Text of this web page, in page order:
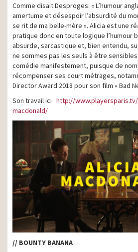
Comme disait Desproges: « L’humour
amertume et désespoir l’absurdité du
se rit de ma belle-mère ». Alicia est une
pratique donc en toute logique l’humour
absurde, sarcastique et, bien entendu,
ne sommes pas les seuls à être
comédie manifestement, puisque de
récompenser ses court métrages,
Director Award 2018 pour son film « Bad
Son travail ici : http://
macdonald/
// BOUNTY BANANA